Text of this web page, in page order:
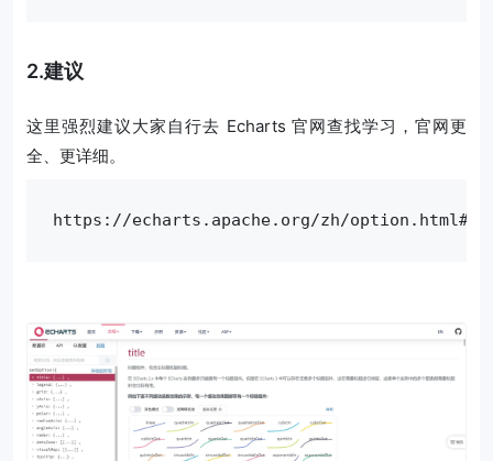
2.建议
这里强烈建议大家自行去 Echarts 官网查找学习，官网更
全、更详细。
https://echarts.apache.org/zh/